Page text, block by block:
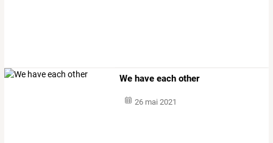
We have each other
26 mai 2021